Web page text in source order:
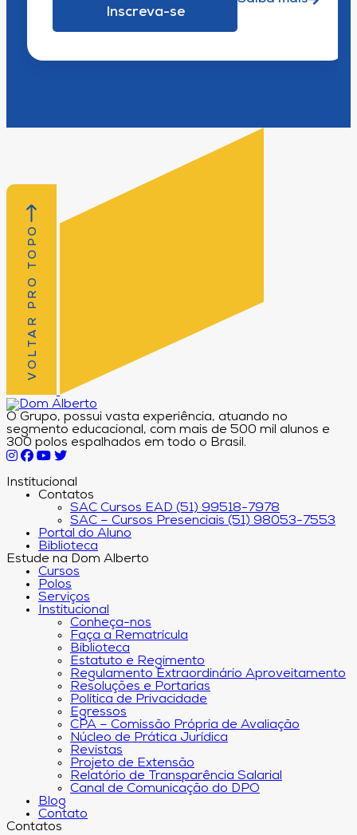
Inscreva-se
VOLTAR PRO TOPO
O Grupo, possui vasta experiência, atuando no
segmento educacional, com mais de 500 mil alunos e
300 polos espalhados em todo o Brasil.
Institucional
Contatos
SAC Cursos EAD (51) 99518-7978
SAC – Cursos Presenciais (51) 98053-7553
Portal do Aluno
Biblioteca
Estude na Dom Alberto
Cursos
Polos
Serviços
Institucional
Conheça-nos
Faça a Rematrícula
Biblioteca
Estatuto e Regimento
Regulamento Extraordinário Aproveitamento
Resoluções e Portarias
Política de Privacidade
Egressos
CPA – Comissão Própria de Avaliação
Núcleo de Prática Jurídica
Revistas
Projeto de Extensão
Relatório de Transparência Salarial
Canal de Comunicação do DPO
Blog
Contato
Contatos